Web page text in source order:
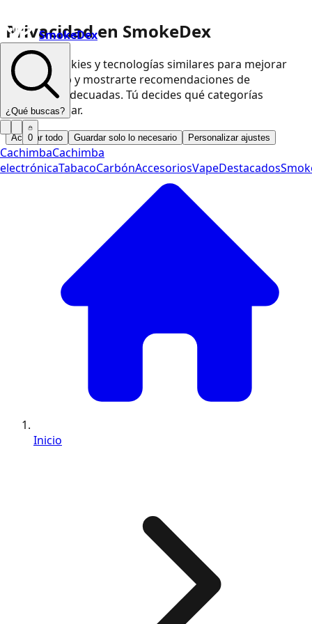
Privacidad en SmokeDex
Usamos cookies y tecnologías similares para mejorar
nuestra web y mostrarte recomendaciones de
productos adecuadas. Tú decides qué categorías
podemos usar.
Aceptar todo Guardar solo lo necesario Personalizar ajustes
SmokeDex
¿Qué buscas?
0
CachimbaCachimba
electrónicaTabacoCarbónAccesoriosVapeDestacados
Inicio